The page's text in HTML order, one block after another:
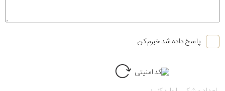
پاسخ داده شد خبرم کن